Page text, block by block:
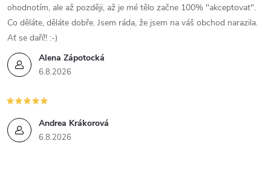
Alena Zápotocká
6.8.2026
ohodnotím, ale až později, až je mé tělo začne 100% "akceptovat".
Co děláte, děláte dobře. Jsem ráda, že jsem na váš obchod narazila.
Ať se daří!! :-)
Andrea Krákorová
6.8.2026